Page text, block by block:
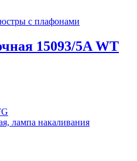
с плафонами
15093/5A WT
лампа накаливания